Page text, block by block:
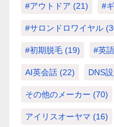
#アウトドア (21) #
#サロンドロワイヤル
#初期脱毛 (19) #英
AI英会話 (22) DNS
その他のメーカー (70)
アイリスオーヤマ (16)